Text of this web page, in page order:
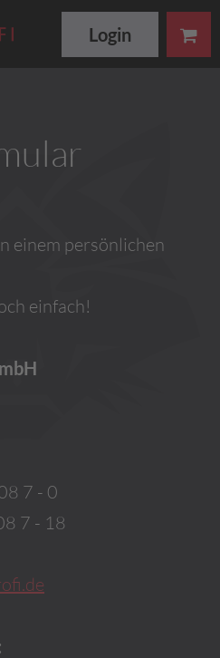
Login
einem persönlichen
einfach!
7 - 0
7 - 18